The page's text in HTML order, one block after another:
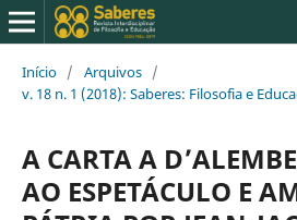
Início / Arquivos /
v. 18 n. 1 (2018): Saberes: Filosofia e
A CARTA A
AO ESPETÁCULO E